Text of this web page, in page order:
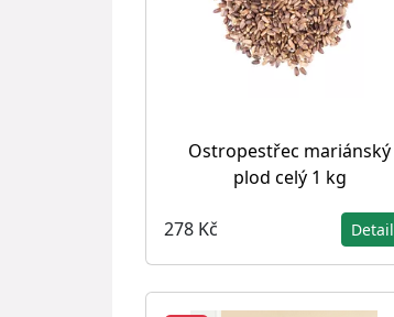
Ostropestřec mariánský
plod celý 1 kg
278 Kč Detail